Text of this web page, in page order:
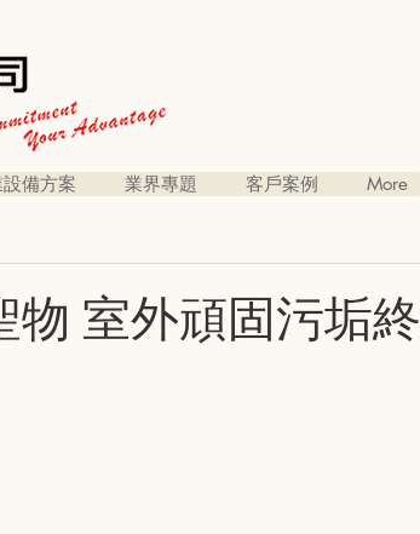
備方案 業界專題 客戶案例 More
物 室外頑固污垢終